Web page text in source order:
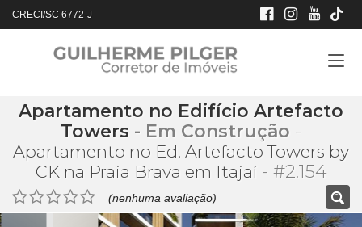
CRECI/SC 6772-J
Apartamento no Edifício Artefacto
Towers - Em Construção -
Apartamento no Ed. Artefacto Towers by
CK na Praia Brava em Itajaí- #2.154
(nenhuma avaliação)